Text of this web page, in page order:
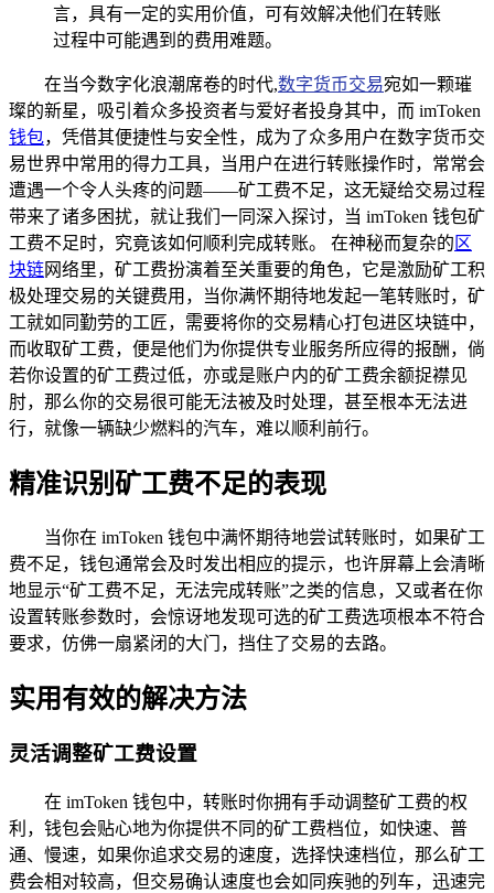
言，具有一定的实用价值，可有效解决他们在转账
过程中可能遇到的费用难题。
在当今数字化浪潮席卷的时代,数字货币交易宛如一颗璀
璨的新星，吸引着众多投资者与爱好者投身其中，而 imToken
钱包，凭借其便捷性与安全性，成为了众多用户在数字货币交
易世界中常用的得力工具，当用户在进行转账操作时，常常会
遭遇一个令人头疼的问题——矿工费不足，这无疑给交易过程
带来了诸多困扰，就让我们一同深入探讨，当 imToken 钱包矿
工费不足时，究竟该如何顺利完成转账。 在神秘而复杂的 区
块链网络里，矿工费扮演着至关重要的角色，它是激励矿工积
极处理交易的关键费用，当你满怀期待地发起一笔转账时，矿
工就如同勤劳的工匠，需要将你的交易精心打包进区块链中，
而收取矿工费，便是他们为你提供专业服务所应得的报酬，倘
若你设置的矿工费过低，亦或是账户内的矿工费余额捉襟见
肘，那么你的交易很可能无法被及时处理，甚至根本无法进
行，就像一辆缺少燃料的汽车，难以顺利前行。
精准识别矿工费不足的表现
当你在 imToken 钱包中满怀期待地尝试转账时，如果矿工
费不足，钱包通常会及时发出相应的提示，也许屏幕上会清晰
地显示“矿工费不足，无法完成转账”之类的信息，又或者在你
设置转账参数时，会惊讶地发现可选的矿工费选项根本不符合
要求，仿佛一扇紧闭的大门，挡住了交易的去路。
实用有效的解决方法
灵活调整矿工费设置
在 imToken 钱包中，转账时你拥有手动调整矿工费的权
利，钱包会贴心地为你提供不同的矿工费档位，如快速、普
通、慢速，如果你追求交易的速度，选择快速档位，那么矿工
费会相对较高，但交易确认速度也会如同疾驰的列车，迅速完